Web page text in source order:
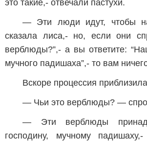
это такие,- отвечали пастухи.
— Эти люди идут, чтобы
сказала лиса,- но, если они
верблюды?”,- а вы ответите:
мучного падишаха”,- то вам
Вскоре процессия
— Чьи это верблюды? —
— Эти верблюды
господину, мучному